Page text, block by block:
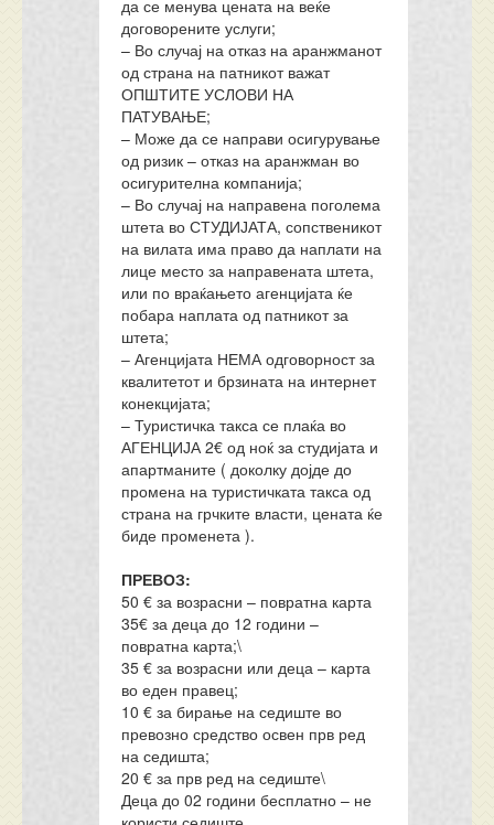
да се менува цената на веќе
договорените услуги;
– Во случај на отказ на аранжманот
од страна на патникот важат
ОПШТИТЕ УСЛОВИ НА
ПАТУВАЊЕ;
– Може да се направи осигурување
од ризик – отказ на аранжман во
осигурителна компанија;
– Во случај на направена поголема
штета во СТУДИЈАТА, сопственикот
на вилата има право да наплати на
лице место за направената штета,
или по враќањето агенцијата ќе
побара наплата од патникот за
штета;
– Агенцијата НЕМА одговорност за
квалитетот и брзината на интернет
конекцијата;
– Туристичка такса се плаќа во
АГЕНЦИЈА 2€ од ноќ за студијата и
апартманите ( доколку дојде до
промена на туристичката такса од
страна на грчките власти, цената ќе
биде променета ).
ПРЕВОЗ:
50 € за возрасни – повратна карта
35€ за деца до 12 години –
повратна карта;\
35 € за возрасни или деца – карта
во еден правец;
10 € за бирање на седиште во
превозно средство освен прв ред
на седишта;
20 € за прв ред на седиште\
Деца до 02 години бесплатно – не